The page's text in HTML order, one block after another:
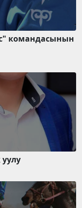
командасынын